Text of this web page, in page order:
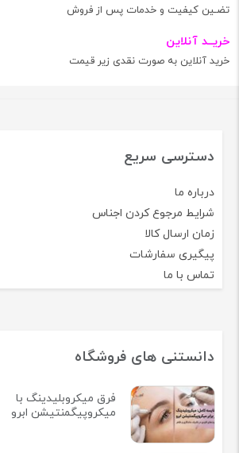
تضـین کیفیت و خدمات پس از فروش
خریــد آنلاین
خرید آنلاین به صورت نقدی زیر قیمت
دسترسی سریع
درباره ما
شرایط مرجوع کردن اجناس
زمان ارسال کالا
پیگیری سفارشات
تماس با ما
دانستنی های فروشگاه
فرق میکروبلیدینگ با
میکروپیگمنتیشن ابرو